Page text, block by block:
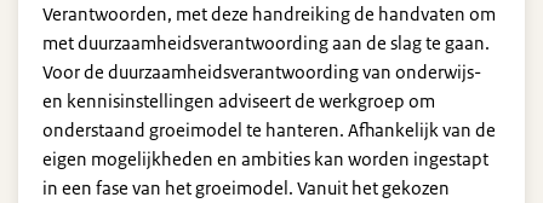
Verantwoorden, met deze handreiking de handvaten om
met duurzaamheidsverantwoording aan de slag te gaan.
Voor de duurzaamheidsverantwoording van onderwijs-
en kennisinstellingen adviseert de werkgroep om
onderstaand groeimodel te hanteren. Afhankelijk van de
eigen mogelijkheden en ambities kan worden ingestapt
in een fase van het groeimodel. Vanuit het gekozen